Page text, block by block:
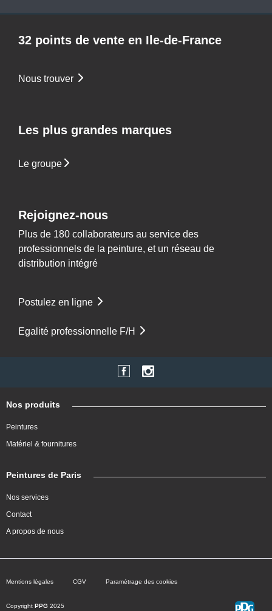
32 points de vente en Ile-de-France
Nous trouver
Les plus grandes marques
Le groupe
Rejoignez-nous
Plus de 180 collaborateurs au service des
professionnels de la peinture, et un réseau de
distribution intégré
Postulez en ligne
Egalité professionnelle F/H
Nos produits
Peintures
Matériel & fournitures
Peintures de Paris
Nos services
Contact
A propos de nous
Mentions légales CGV Paramétrage des cookies
Copyright PPG 2025